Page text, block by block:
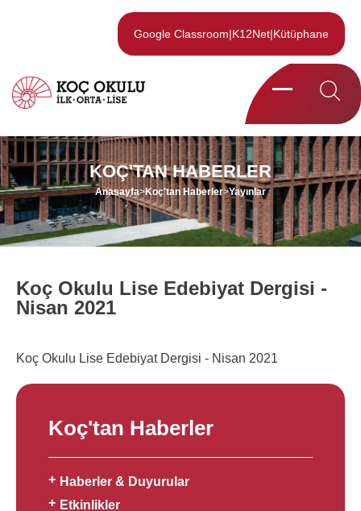
Google Classroom|K12Net|Kütüphane
KOÇ'TAN HABERLER
Anasayfa>Koç'tan Haberler>Yayınlar
Koç Okulu Lise Edebiyat Dergisi -
Nisan 2021
Koç Okulu Lise Edebiyat Dergisi - Nisan 2021
Koç'tan Haberler
Haberler & Duyurular
Etkinlikler